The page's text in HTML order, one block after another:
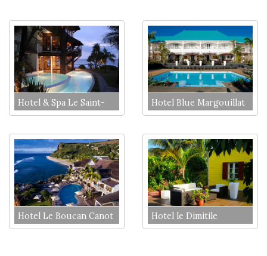
Hotel & Spa Le Saint-
Alexis
Hotel Blue Margouillat
*****
Hotel Le Boucan Canot Hotel le Dimitile